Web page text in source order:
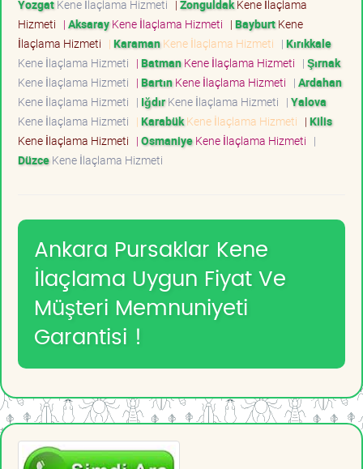
YozgatKene İlaçlama Hizmeti | ZonguldakKene İlaçlama
Hizmeti | AksarayKene İlaçlama Hizmeti | BayburtKene
İlaçlama Hizmeti | KaramanKene İlaçlama Hizmeti | Kırıkkale
Kene İlaçlama Hizmeti | BatmanKene İlaçlama Hizmeti | Şırnak
Kene İlaçlama Hizmeti | BartınKene İlaçlama Hizmeti | Ardahan
Kene İlaçlama Hizmeti | IğdırKene İlaçlama Hizmeti | Yalova
Kene İlaçlama Hizmeti | KarabükKene İlaçlama Hizmeti | Kilis
Kene İlaçlama Hizmeti | OsmaniyeKene İlaçlama Hizmeti |
DüzceKene İlaçlama Hizmeti
Ankara Pursaklar Kene
İlaçlama Uygun Fiyat Ve
Müşteri Memnuniyeti
Garantisi !